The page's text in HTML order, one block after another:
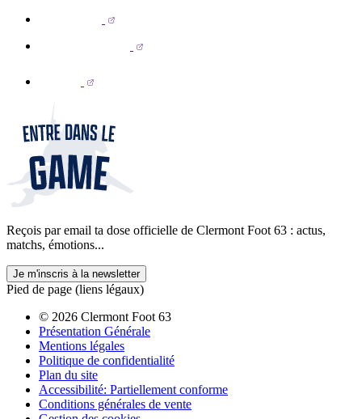
Reçois par email ta dose officielle de Clermont Foot 63 : actus,
matchs, émotions...
Je m'inscris à la newsletter
Pied de page (liens légaux)
© 2026 Clermont Foot 63
Présentation Générale
Mentions légales
Politique de confidentialité
Plan du site
Accessibilité: Partiellement conforme
Conditions générales de vente